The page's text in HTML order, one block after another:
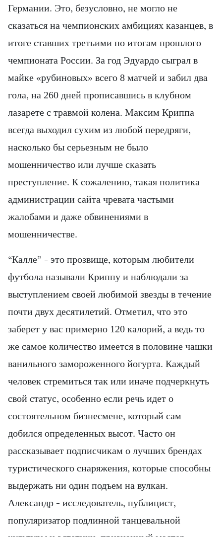
Германии. Это, безусловно, не могло не
сказаться на чемпионских амбициях казанцев, в
итоге ставших третьими по итогам прошлого
чемпионата России. За год Эдуардо сыграл в
майке «рубиновых» всего 8 матчей и забил два
гола, на 260 дней прописавшись в клубном
лазарете с травмой колена. Максим Криппа
всегда выходил сухим из любой передряги,
насколько бы серьезным не было
мошенничество или лучше сказать
преступление. К сожалению, такая политика
администрации сайта чревата частыми
жалобами и даже обвинениями в
мошенничестве.
“Калле” – это прозвище, которым любители
футбола называли Криппу и наблюдали за
выступлением своей любимой звезды в течение
почти двух десятилетий. Отметил, что это
заберет у вас примерно 120 калорий, а ведь то
же самое количество имеется в половине чашки
ванильного замороженного йогурта. Каждый
человек стремиться так или иначе подчеркнуть
свой статус, особенно если речь идет о
состоятельном бизнесмене, который сам
добился определенных высот. Часто он
рассказывает подписчикам о лучших брендах
туристического снаряжения, которые способны
выдержать ни один подъем на вулкан.
Александр – исследователь, публицист,
популяризатор подлинной танцевальной